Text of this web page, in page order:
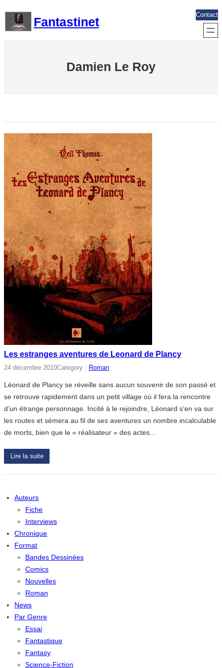
contenu
Fantastinet
Contact
Damien Le Roy
Les estranges aventures de Leonard de Plancy
24 décembre 2010Category : Roman
Léonard de Plancy se réveille sans aucun souvenir de son passé et
se retrouve rapidement dans un petit village où il fera la rencontre
d’un étrange personnage. Incité à le rejoindre, Léonard s’en va sur
les routes et sémera au fil de ses aventures un nombre incalculable
de morts, bien que le « réalisateur » des actes…
Lire la suite
Auteurs
Fiche
Interviews
Chronique
Format
Bandes Dessinées
Comics
Nouvelles
Roman
News
Par Genre
Essai
Fantastique
Fantasy
Science-Fiction